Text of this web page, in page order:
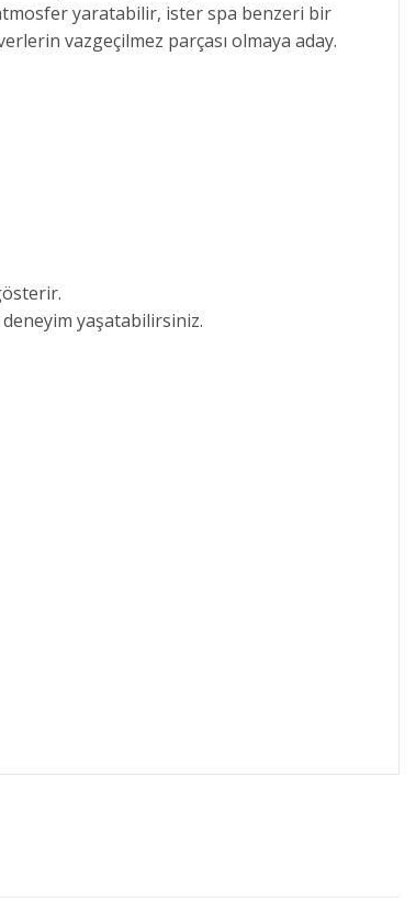
yaratabilir, ister spa benzeri bir
vazgeçilmez parçası olmaya aday.
yaşatabilirsiniz.